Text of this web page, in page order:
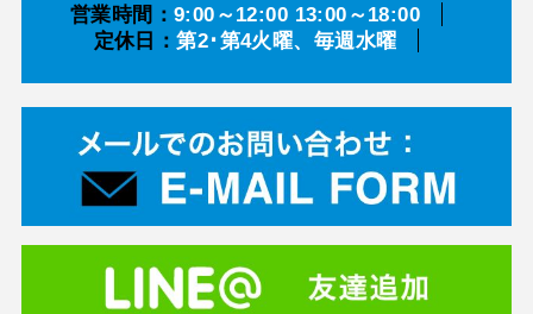
営業時間： 9:00～12:00 13:00～18:00
定休日：第2･第4火曜、毎週水曜